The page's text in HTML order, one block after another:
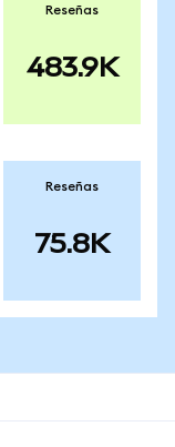
Reseñas
483.9K
Reseñas
75.8K